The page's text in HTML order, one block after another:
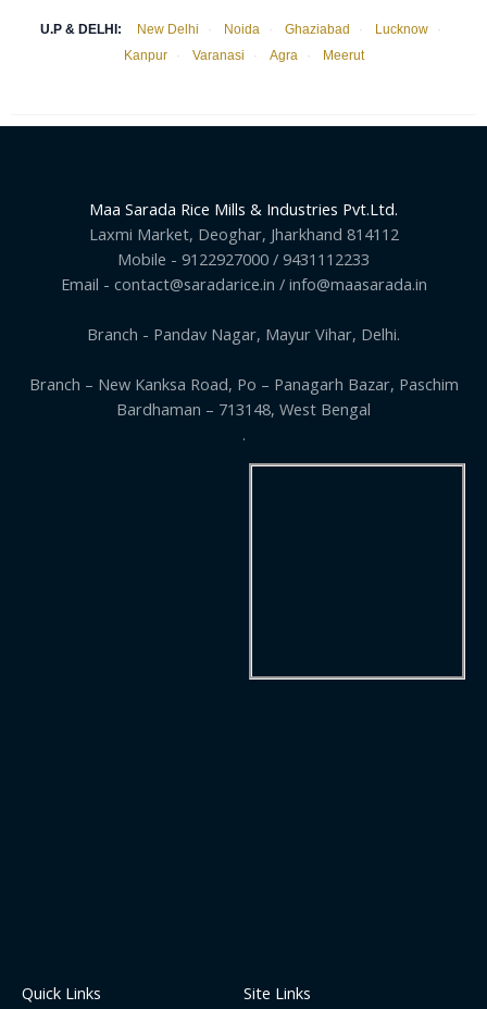
U.P & DELHI: New Delhi · Noida · Ghaziabad · Lucknow
·
Kanpur
· Varanasi · Agra · Meerut
Maa Sarada Rice Mills & Industries Pvt.Ltd.
Laxmi Market, Deoghar, Jharkhand 814112
Mobile - 9122927000 / 9431112233
Email - contact@saradarice.in / info@maasarada.in
Branch - Pandav Nagar, Mayur Vihar, Delhi.
Branch – New Kanksa Road, Po – Panagarh Bazar, Paschim
Bardhaman – 713148, West Bengal
.
Quick Links Site Links